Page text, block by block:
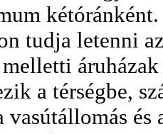
tudja letenni
a térségbe,
vasútállomás